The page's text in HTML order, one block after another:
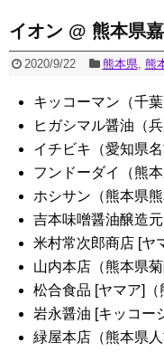
イオン @ 熊本県
2020/9/22 熊本県, 熊
キッコーマン（千葉
ヒガシマル醤油（
イチビキ（愛知県名
フンドーダイ（熊本
ホシサン（熊本県熊
吉本味噌醤油醸造
米村常次郎商店 [ヤ
山内本店（熊本県菊
松合食品 [ヤマア]（
岩永醤油 [キッコー
緑屋本店（熊本県人